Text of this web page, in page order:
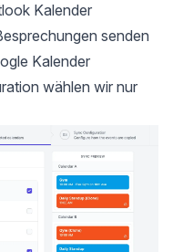
Kalender
senden
Kalender
wählen wir nur